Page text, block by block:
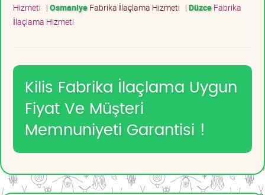
Hizmeti | OsmaniyeFabrika İlaçlama Hizmeti | DüzceFabrika
İlaçlama Hizmeti
Kilis Fabrika İlaçlama Uygun
Fiyat Ve Müşteri
Memnuniyeti Garantisi !